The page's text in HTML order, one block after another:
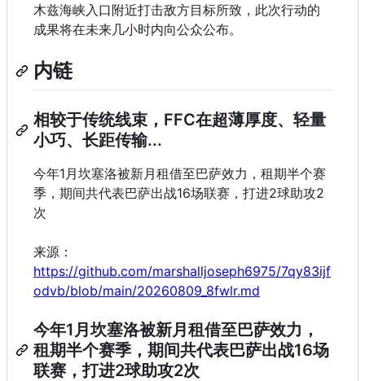
木兹海峡入口附近打击敌方目标所致，此次行动的
成果将在未来几小时内向公众公布。
内链
相较于传统线束，FFC在超薄厚度、轻量
小巧、长距传输...
今年1月坎塞洛被新月租借至巴萨效力，租期半个赛
季，期间共代表巴萨出战16场联赛，打进2球助攻2
次
来源：
https://github.com/marshalljoseph6975/7qy83ijf
odvb/blob/main/20260809_8fwlr.md
今年1月坎塞洛被新月租借至巴萨效力，
租期半个赛季，期间共代表巴萨出战16场
联赛，打进2球助攻2次